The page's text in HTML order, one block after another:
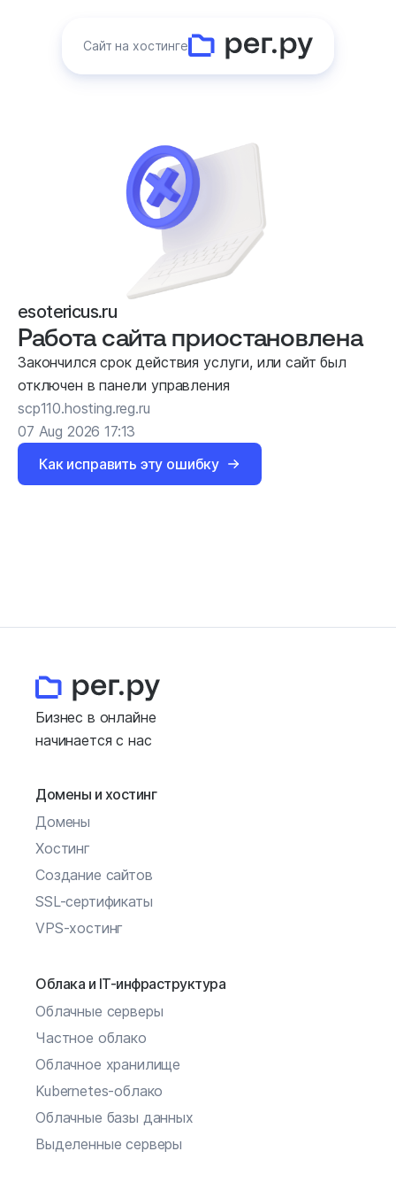
Сайт на хостинге
esotericus.ru
Работа сайта приостановлена
Закончился срок действия услуги, или сайт был
отключен в панели управления
scp110.hosting.reg.ru
07 Aug 2026 17:13
Как исправить эту ошибку
Бизнес в онлайне
начинается с нас
Домены и хостинг
Домены
Хостинг
Создание сайтов
SSL-сертификаты
VPS-хостинг
Облака и IT-инфраструктура
Облачные серверы
Частное облако
Облачное хранилище
Kubernetes-облако
Облачные базы данных
Выделенные серверы